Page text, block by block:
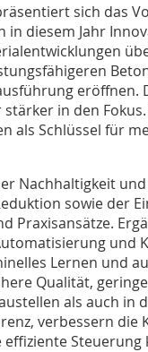
sich das
in diesem Jahr
eröffnen.
in den
als Schlüssel für
Nachhaltigkeit
sowie der
Praxisansätze.
und
Lernen und
Qualität,
als auch in
verbessern die
Steuerung